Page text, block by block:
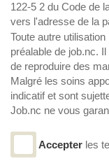
122-5 2 du Code de
vers l'adresse de la
Toute autre
préalable de job.nc.
de reproduire des
Malgré les soins
indicatif et sont
Job.nc ne vous
Job.nc n'assume
mentionnée dans le
Accepter les